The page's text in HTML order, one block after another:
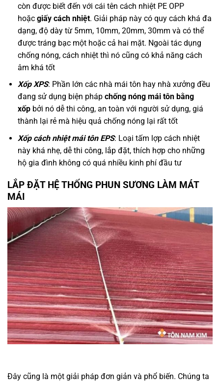
còn được biết đến với cái tên cách nhiệt PE OPP
hoặc giấy cách nhiệt. Giải pháp này có quy cách khá đa
dạng, độ dày từ 5mm, 10mm, 20mm, 30mm và có thể
được tráng bạc một hoặc cả hai mặt. Ngoài tác dụng
chống nóng, cách nhiệt thì nó cũng có khả năng cách
âm khá tốt
Xốp XPS: Phần lớn các nhà mái tôn hay nhà xưởng đều
đang sử dụng biện pháp chống nóng mái tôn bằng
xốpbởi nó dễ thi công, an toàn với người sử dụng, giá
thành lại rẻ mà hiệu quả chống nóng lại rất tốt
Xốp cách nhiệt mái tôn EPS: Loại tấm lợp cách nhiệt
này khá nhẹ, dễ thi công, lắp đặt, thích hợp cho những
hộ gia đình không có quá nhiều kinh phí đầu tư
LẮP ĐẶT HỆ THỐNG PHUN SƯƠNG LÀM MÁT
MÁI
Đây cũng là một giải pháp đơn giản và phổ biến. Chúng ta